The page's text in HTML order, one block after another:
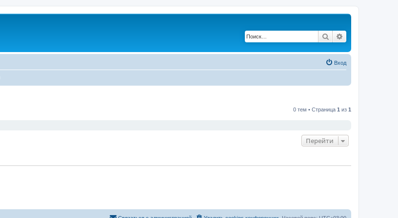
Поиск
Вход
0 тем • Страница 1 из 1
Перейти